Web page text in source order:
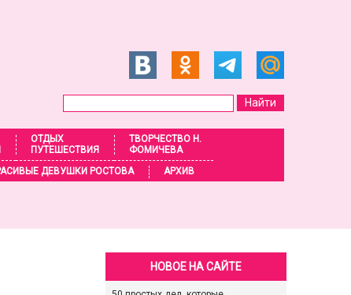
ОТДЫХ
ПУТЕШЕСТВИЯ
ТВОРЧЕСТВО Н.
ФОМИЧЕВА
ДЕВУШКИ РОСТОВА АРХИВ
НОВОЕ НА САЙТЕ